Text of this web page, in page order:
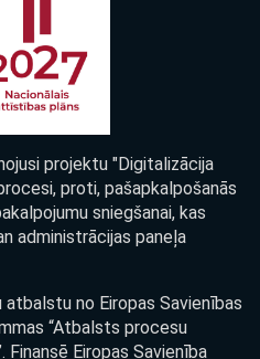
projektu "Digitalizācija
proti, pašapkalpošanās
sniegšanai, kas
administrācijas paneļa
no Eiropas Savienības
“Atbalsts procesu
Eiropas Savienība